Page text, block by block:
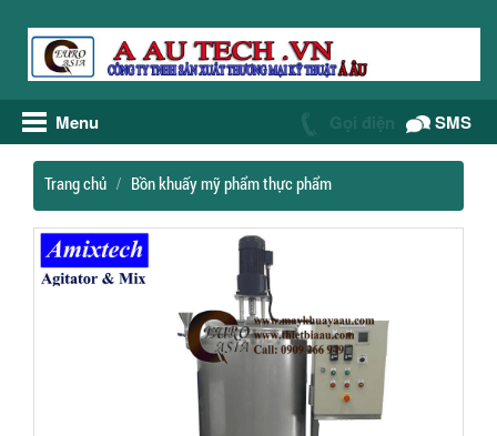
Menu SMS
Trang chủ Bồn khuấy mỹ phẩm thực phẩm